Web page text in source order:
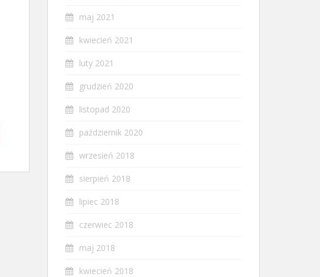
maj 2021
kwiecień 2021
luty 2021
grudzień 2020
listopad 2020
październik 2020
wrzesień 2018
sierpień 2018
lipiec 2018
czerwiec 2018
maj 2018
kwiecień 2018